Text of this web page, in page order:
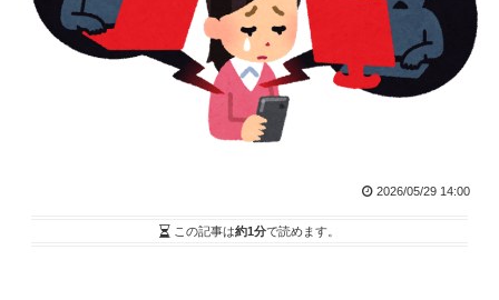
2026/05/29 14:00
この記事は約1分で読めます。